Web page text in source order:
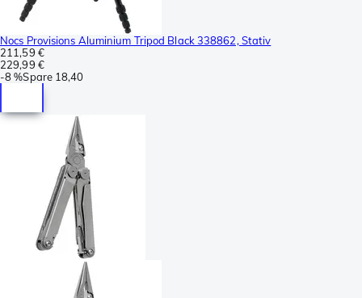
Nocs Provisions Aluminium Tripod Black 338862, Stativ
211,59 €
229,99 €
-8 %Spare 18,40